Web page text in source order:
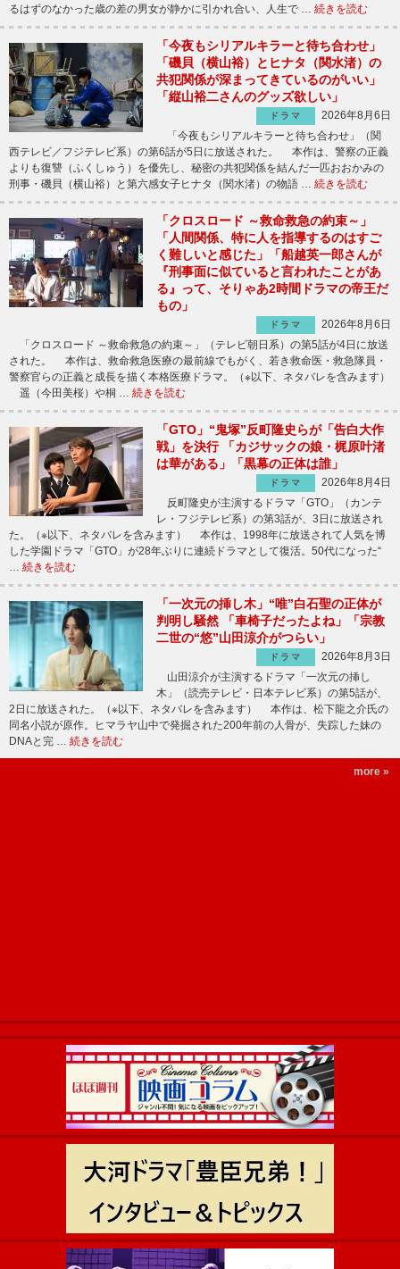
るはずのなかった歳の差の男女が静かに引かれ合い、人生で … 続きを読む
「今夜もシリアルキラーと待ち合わせ」
「磯貝（横山裕）とヒナタ（関水渚）の
共犯関係が深まってきているのがいい」
「縦山裕二さんのグッズ欲しい」
ドラマ
2026年8月6日
「今夜もシリアルキラーと待ち合わせ」（関
西テレビ／フジテレビ系）の第6話が5日に放送された。 本作は、警察の正義
よりも復讐（ふくしゅう）を優先し、秘密の共犯関係を結んだ一匹おおかみの
刑事・磯貝（横山裕）と第六感女子ヒナタ（関水渚）の物語 … 続きを読む
「クロスロード ～救命救急の約束～」
「人間関係、特に人を指導するのはすご
く難しいと感じた」「船越英一郎さんが
『刑事面に似ていると言われたことがあ
る』って、そりゃあ2時間ドラマの帝王だ
もの」
ドラマ
2026年8月6日
「クロスロード ～救命救急の約束～」（テレビ朝日系）の第5話が4日に放送
された。 本作は、救命救急医療の最前線でもがく、若き救命医・救急隊員・
警察官らの正義と成長を描く本格医療ドラマ。（※以下、ネタバレを含みます）
遥（今田美桜）や桐 … 続きを読む
「GTO」“鬼塚”反町隆史らが「告白大作
戦」を決行 「カジサックの娘・梶原叶渚
は華がある」「黒幕の正体は誰」
ドラマ
2026年8月4日
反町隆史が主演するドラマ「GTO」（カンテ
レ・フジテレビ系）の第3話が、3日に放送され
た。（※以下、ネタバレを含みます） 本作は、1998年に放送されて人気を博
した学園ドラマ「GTO」が28年ぶりに連続ドラマとして復活。50代になった“
… 続きを読む
「一次元の挿し木」“唯”白石聖の正体が
判明し騒然 「車椅子だったよね」「宗教
二世の“悠”山田涼介がつらい」
ドラマ
2026年8月3日
山田涼介が主演するドラマ「一次元の挿し
木」（読売テレビ・日本テレビ系）の第5話が、
2日に放送された。（※以下、ネタバレを含みます） 本作は、松下龍之介氏の
同名小説が原作。ヒマラヤ山中で発掘された200年前の人骨が、失踪した妹の
DNAと完 … 続きを読む
more »